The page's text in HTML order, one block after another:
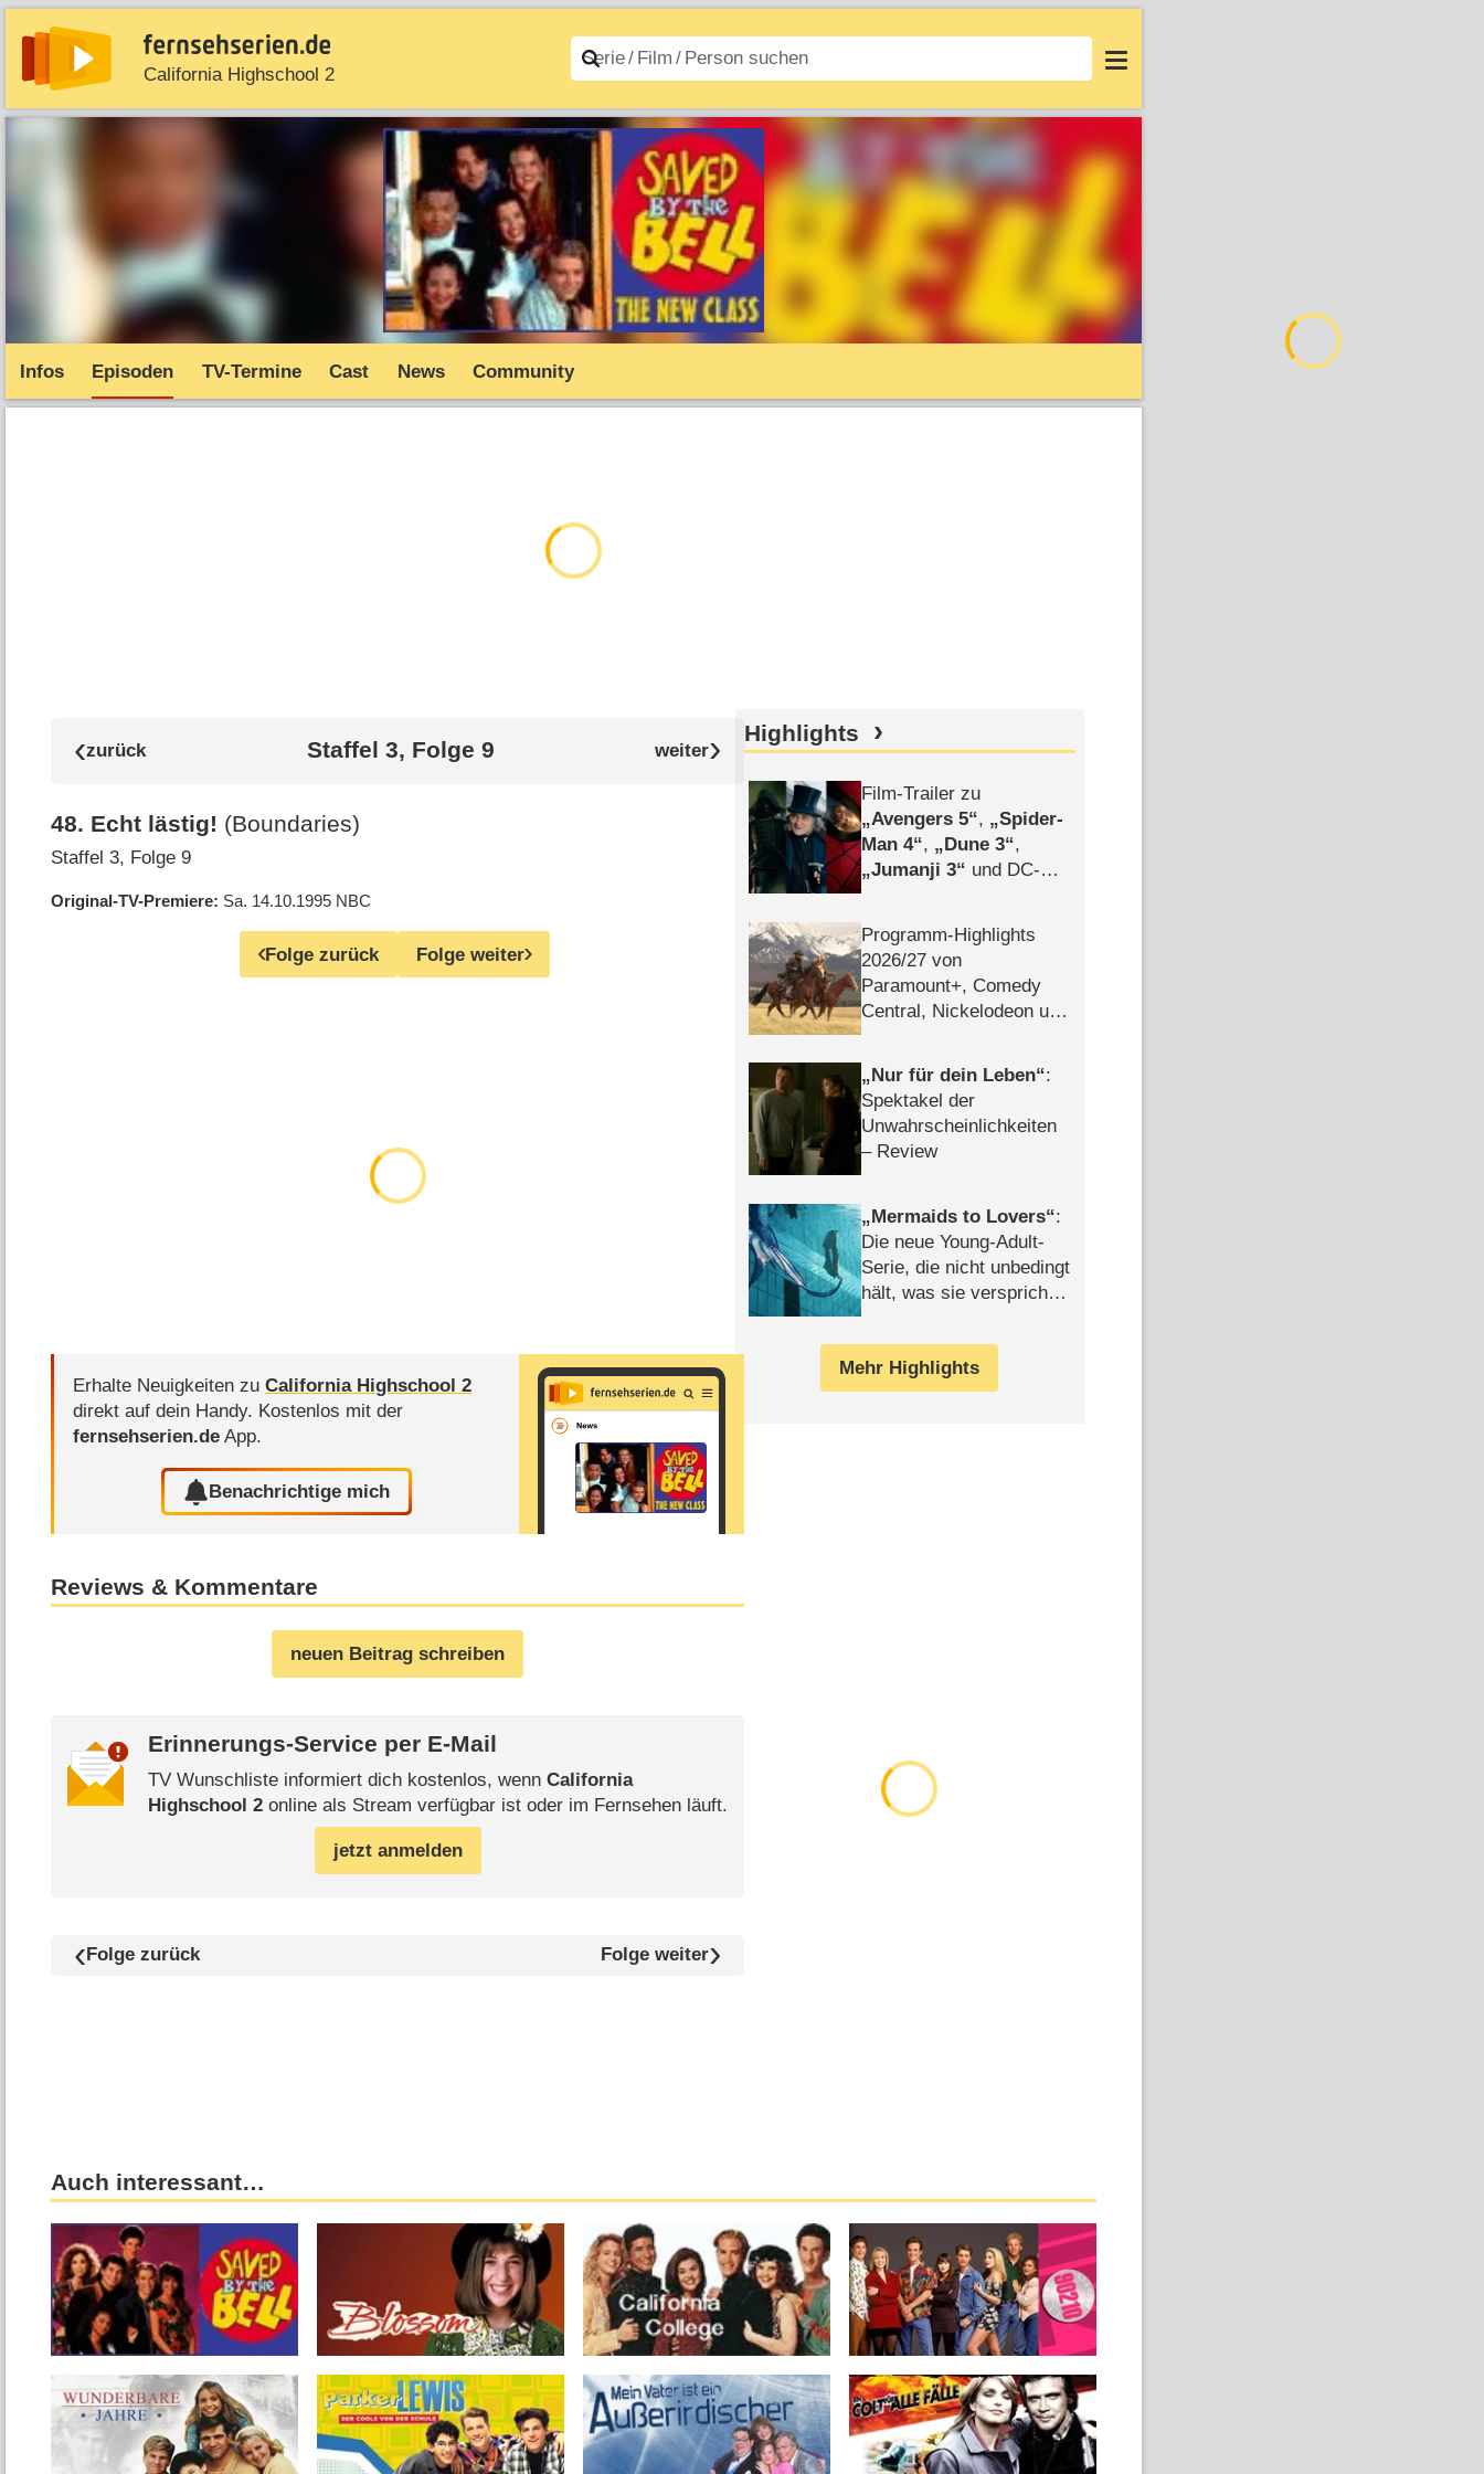
California Highschool 2
News Entdecken Streaming TV-Starts Filme A–Z Login
Infos Episoden TV-Termine Cast News Community
Staffel 3, Folge 9
48. Echt lästig! (Boundaries)
Staffel 3, Folge 9
Original-TV-Premiere Sa. 14.10.1995 NBC
Folge zurück Folge weiter
Erhalte Neuigkeiten zuCalifornia Highschool 2
direkt auf dein Handy. Kostenlos mit der
fernsehserien.de App.
Benachrichtige mich
Reviews & Kommentare
neuen Beitrag schreiben
Erinnerungs-Service per E-Mail
TV Wunschliste informiert dich kostenlos, wenn California
Highschool 2online als Stream verfügbar ist oder im Fernsehen läuft.
jetzt anmelden
Folge zurück Folge weiter
Highlights
Film-Trailer zu
Avengers 5 ,
Spider-
Man 4 , Dune 3 ,
Jumanji 3
und DC-
Programm-Highlights
2026/​27 von
Paramount+, Comedy
Central, Nickelodeon und
Nur für dein Leben :
Spektakel der
Unwahrscheinlichkeiten
– Review
Mermaids to Lovers :
Die neue Young-Adult-
Serie, die nicht unbedingt
hält, was sie verspricht –
Mehr Highlights
Auch interessant…